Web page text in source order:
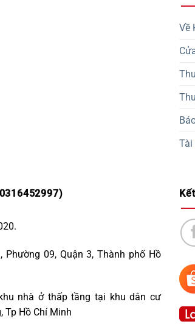
Về
Tài
09, Quận 3, Thành phố Hồ
nhà ở thấp tầng tại khu dân cư
Tp Hồ Chí Minh